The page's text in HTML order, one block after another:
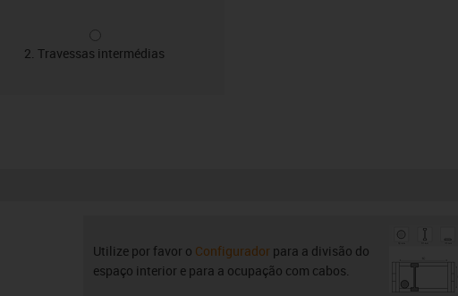
2. Travessas intermédias
Utilize por favor o Configurador para a divisão do
espaço interior e para a ocupação com cabos.